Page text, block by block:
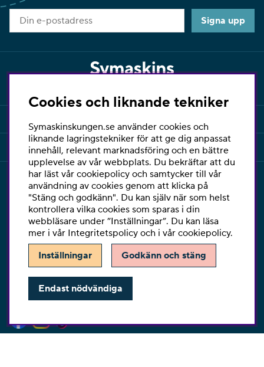
Signa upp
KUNDSERVICE
KONTAKT
Har du några frågor eller vill du ha hjälp med din
beställning så är du varmt välkommen att kontakta vår
kundtjänst per telefon eller email.
Telefon:010-2518270
E-post:kontakta@symaskinskungen.se
Ångra köp
Cookies och liknande tekniker
Symaskinskungen.se använder cookies och
liknande lagringstekniker för att ge dig anpassat
innehåll, relevant marknadsföring och en bättre
upplevelse av vår webbplats. Du bekräftar att du
har läst vår cookiepolicy och samtycker till vår
användning av cookies genom att klicka på
"Stäng och godkänn". Du kan själv när som helst
kontrollera vilka cookies som sparas i din
webbläsare under ”Inställningar”. Du kan läsa
mer i vår Integritetspolicy och i vår cookiepolicy.
Inställningar
Godkänn och stäng
Endast nödvändiga